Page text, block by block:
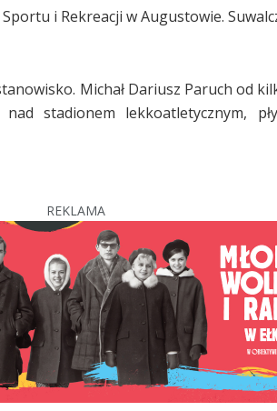
i Rekreacji w Augustowie.
Michał Dariusz Paruch od
stadionem lekkoatletycznym,
REKLAMA